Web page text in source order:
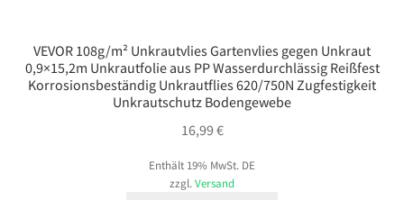
VEVOR 108g/m² Unkrautvlies Gartenvlies gegen Unkraut
0,9×15,2m Unkrautfolie aus PP Wasserdurchlässig Reißfest
Korrosionsbeständig Unkrautflies 620/750N Zugfestigkeit
Unkrautschutz Bodengewebe
16,99 €
Enthält 19% MwSt. DE
zzgl. Versand